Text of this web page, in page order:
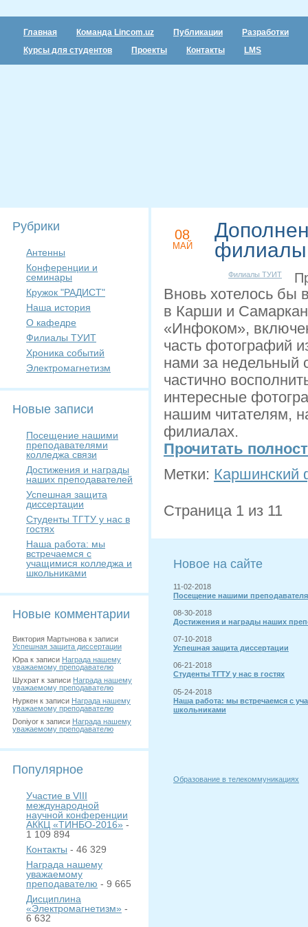
Главная Команда Lincom.uz Публикации
Разработки
Курсы для студентов
Проекты Контакты LMS
Рубрики
Антенны
Конференции и
семинары
Кружок "РАДИСТ"
Наша история
О кафедре
Филиалы ТУИТ
Хроника событий
Электромагнетизм
Новые записи
Посещение нашими
преподавателями
колледжа связи
Достижения и награды
наших преподавателей
Успешная защита
диссертации
Студенты ТГТУ у нас в
гостях
Наша работа: мы
встречаемся с
учащимися колледжа и
школьниками
Новые комментарии
Виктория Мартынова к записи
Успешная защита диссертации
Юра к записи Награда нашему
уважаемому преподавателю
Шухрат к записи Награда нашему
уважаемому преподавателю
Нуркен к записи Награда нашему
уважаемому преподавателю
Doniyor к записи Награда нашему
уважаемому преподавателю
Популярное
Участие в VIII
международной
научной конференции
АККЦ «ТИНБО-2016» -
1 109 894
Контакты - 46 329
Награда нашему
уважаемому
преподавателю - 9 665
Дисциплина
«Электромагнетизм» -
6 632
08
МАЙ
Филиалы ТУИТ
Вновь хотелось бы
в Карши и
«Инфоком»,
часть фотографий
нами за недельный
частично
интересные
нашим читателям,
филиалах.
Прочитать
Метки: Каршинский
Страница 1 из 11
Новое на сайте
11-02-2018
Посещение нашими
08-30-2018
Достижения и награды наших
07-10-2018
Успешная защита диссертации
06-21-2018
Студенты ТГТУ у нас в гостях
05-24-2018
Наша работа: мы встречаемся с
школьниками
Образование в телекоммуникациях